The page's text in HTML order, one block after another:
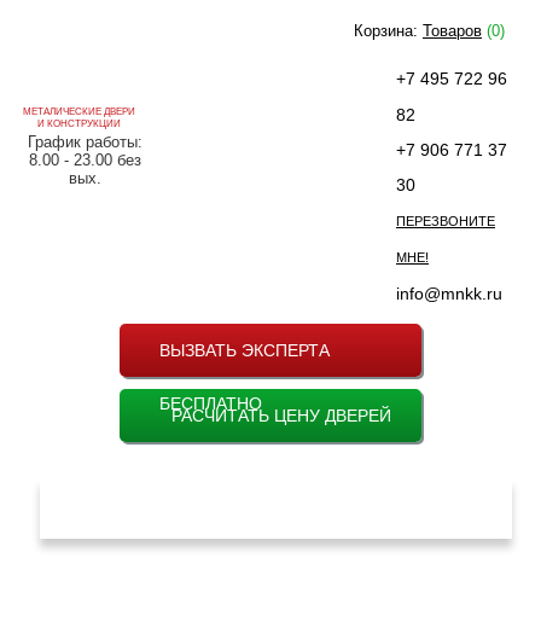
МЕТАЛИЧЕСКИЕ ДВЕРИ
И КОНСТРУКЦИИ
График работы:
8.00 - 23.00 без
вых.
+7 495 722 96
82
+7 906 771 37
30
ПЕРЕЗВОНИТЕ
МНЕ!
info@mnkk.ru
ВЫЗВАТЬ ЭКСПЕРТА
БЕСПЛАТНО
РАСЧИТАТЬ ЦЕНУ ДВЕРЕЙ
Корзина: Товаров (0)